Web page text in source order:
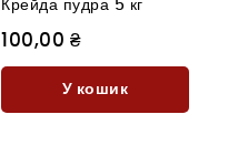
Крейда пудра 5 кг
100,00 ₴
У кошик